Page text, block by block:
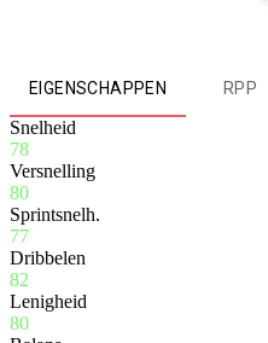
EIGENSCHAPPEN RPP
Snelheid
78
Versnelling
80
Sprintsnelh.
77
Dribbelen
82
Lenigheid
80